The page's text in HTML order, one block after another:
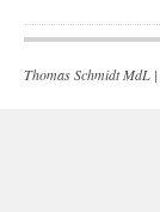
Thomas Schmidt MdL |